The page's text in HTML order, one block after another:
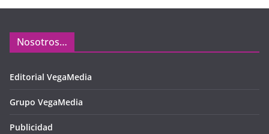
Nosotros…
Editorial VegaMedia
Grupo VegaMedia
Publicidad